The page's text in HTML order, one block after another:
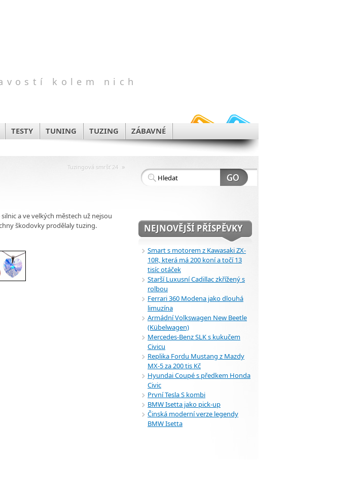
kolem nich
TESTY TUNING TUZING ZÁBAVNÉ
Tuzingová smršť 24 »
a ve velkých městech už nejsou
škodovky prodělaly tuzing.
NEJNOVĚJŠÍ PŘÍSPĚVKY
Smart s motorem z Kawasaki ZX-
10R, která má 200 koní a točí 13
tisíc otáček
Starší Luxusní Cadillac zkřížený s
rolbou
Ferrari 360 Modena jako dlouhá
limuzína
Armádní Volkswagen New Beetle
(Kübelwagen)
Mercedes-Benz SLK s kukučem
Civicu
Replika Fordu Mustang z Mazdy
MX-5 za 200 tis Kč
Hyundai Coupé s předkem Honda
Civic
První Tesla S kombi
BMW Isetta jako pick-up
Činská moderní verze legendy
BMW Isetta